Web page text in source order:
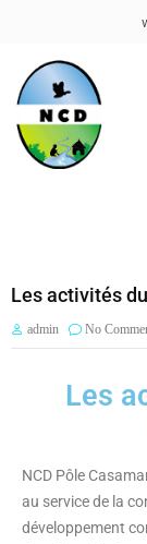
Les activités
admin No
Les
NCD Pôle
au service de la
développement